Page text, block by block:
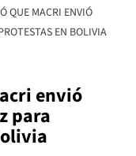
QUE MACRI ENVIÓ
EN BOLIVIA
envió
para